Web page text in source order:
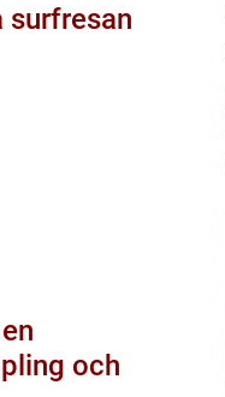
surfresan
och